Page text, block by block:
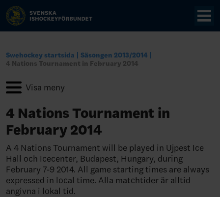
Swehockey startsida
Säsongen 2013/2014
4 Nations Tournament in February 2014
4 Nations Tournament in
February 2014
A 4 Nations Tournament will be played in Ujpest Ice
Hall och Icecenter, Budapest, Hungary, during
February 7-9 2014. All game starting times are always
expressed in local time. Alla matchtider är alltid
angivna i lokal tid.